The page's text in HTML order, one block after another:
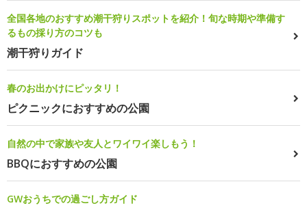
全国各地のおすすめ潮干狩りスポットを紹介！旬な時期や準備す
るもの採り方のコツも
潮干狩りガイド
春のお出かけにピッタリ！
ピクニックにおすすめの公園
自然の中で家族や友人とワイワイ楽しもう！
BBQにおすすめの公園
GWおうちでの過ごし方ガイド